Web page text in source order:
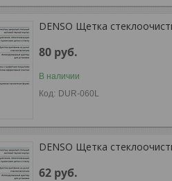
DENSO Щетка
80 руб.
В наличии
DUR-060L
DENSO Щетка
62 руб.